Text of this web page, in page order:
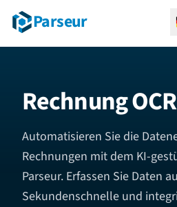
Parseur
Rechnung OCR
Automatisieren Sie die
Rechnungen mit dem KI-
Parseur. Erfassen Sie Daten
Sekundenschnelle und